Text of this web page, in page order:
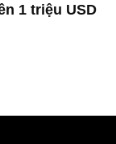
1 triệu USD